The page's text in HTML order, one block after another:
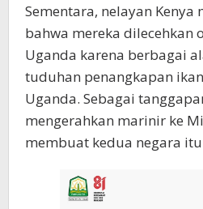
Sementara, nelayan
bahwa mereka dilecehkan
Uganda karena berbagai
tuduhan penangkapan
Uganda. Sebagai
mengerahkan marinir ke
membuat kedua negara